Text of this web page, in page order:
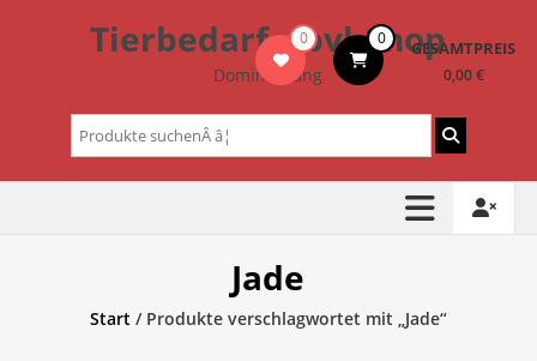
Tierbedarf – bvl-Shop
Dominik Lang
0 0 GESAMTPREIS
0,00 €
Suchen
nach:
Jade
Start/ Produkte verschlagwortet mit „Jade“